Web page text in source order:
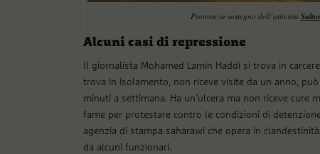
Proteste in sostegno dell’attivista
Alcuni casi di repressione
Il giornalista Mohamed Lamin Haddi si trova in
trova in isolamento, non riceve visite da un anno,
minuti a settimana. Ha un’ulcera ma non riceve cure
fame per protestare contro le condizioni di
agenzia di stampa saharawi che opera in
da alcuni funzionari.